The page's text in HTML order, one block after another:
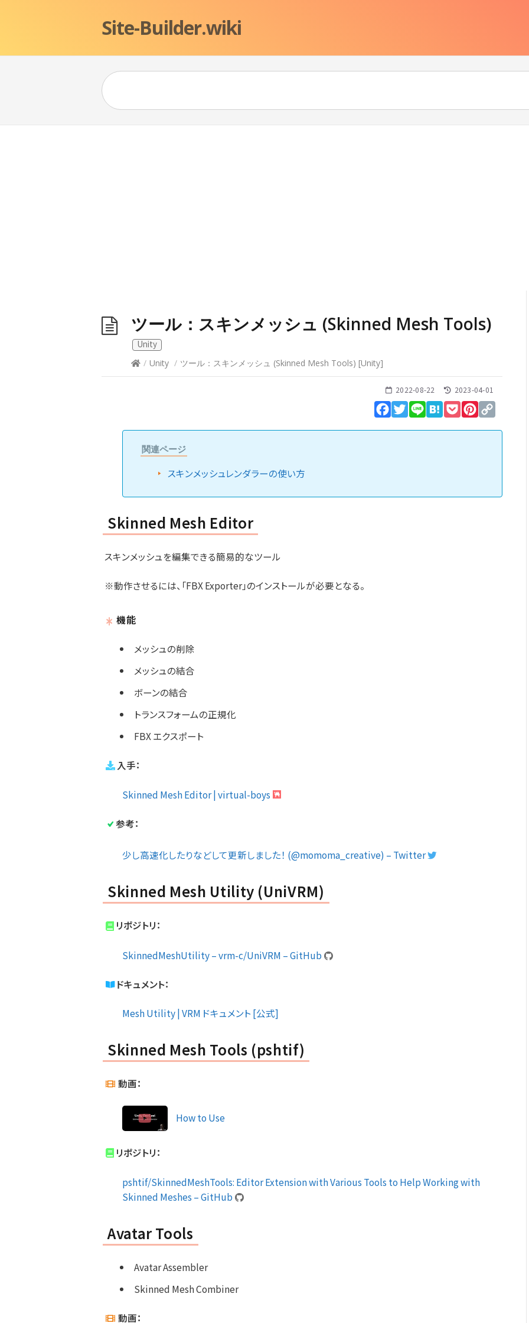
Site-Builder.wiki
ツール：スキンメッシュ (Skinned Mesh Tools)
Unity
/ Unity / ツール：スキンメッシュ (Skinned Mesh Tools) [Unity]
2022-08-22 2023-04-01
Facebook
Twitter
Line HatenaPocketPinterest
関連ページ
スキンメッシュレンダラーの使い方
Skinned Mesh Editor
スキンメッシュを編集できる簡易的なツール
※動作させるには、「FBX Exporter」のインストールが必要となる。
機能
メッシュの削除
メッシュの結合
ボーンの結合
トランスフォームの正規化
FBX エクスポート
入手：
Skinned Mesh Editor | virtual-boys
参考：
少し高速化したりなどして更新しました！ (@momoma_creative) – Twitter
Skinned Mesh Utility (UniVRM)
リポジトリ：
SkinnedMeshUtility – vrm-c/UniVRM – GitHub
ドキュメント：
Mesh Utility | VRM ドキュメント [公式]
Skinned Mesh Tools (pshtif)
動画：
How to Use
リポジトリ：
pshtif/SkinnedMeshTools: Editor Extension with Various Tools to Help Working with
Skinned Meshes – GitHub
Avatar Tools
Avatar Assembler
Skinned Mesh Combiner
動画：